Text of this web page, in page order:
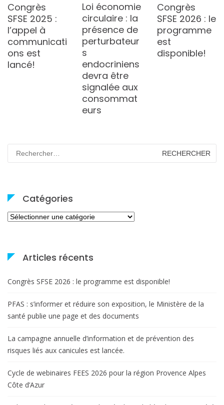
Congrès
SFSE 2025 :
l’appel à
communicati
ons est
lancé!
Loi économie
circulaire : la
présence de
perturbateur
s
endocriniens
devra être
signalée aux
consommat
eurs
Congrès
SFSE 2026 : le
programme
est
disponible!
Catégories
Catégories
Articles récents
Congrès SFSE 2026 : le programme est disponible!
PFAS : s’informer et réduire son exposition, le Ministère de la
santé publie une page et des documents
La campagne annuelle d’information et de prévention des
risques liés aux canicules est lancée.
Cycle de webinaires FEES 2026 pour la région Provence Alpes
Côte d’Azur